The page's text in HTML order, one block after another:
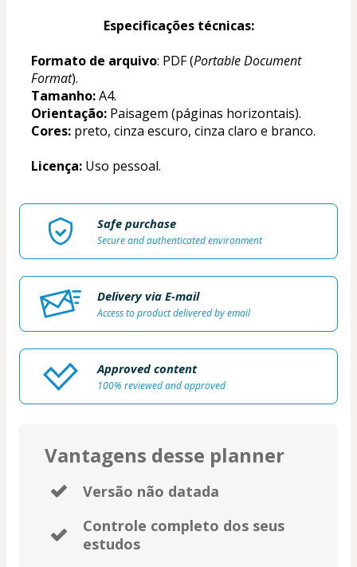
Especificações técnicas:
Formato de arquivo: PDF (Portable Document
Format).
Tamanho: A4.
Orientação: Paisagem (páginas horizontais).
Cores: preto, cinza escuro, cinza claro e branco.
Licença: Uso pessoal.
Safe purchase
Secure and authenticated environment
Delivery via E-mail
Access to product delivered by email
Approved content
100% reviewed and approved
Vantagens desse planner
Versão não datada
Controle completo dos seus
estudos